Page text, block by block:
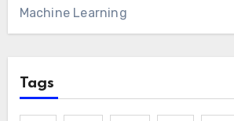
Machine Learning
Tags